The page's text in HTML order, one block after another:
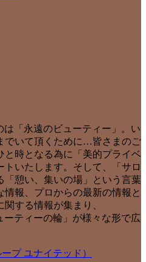
「永遠のビューティー」。い
でいて頂くために…皆さまのご
時となる為に「美的プライベ
いたします。そして、「サロ
「憩い、集いの場」という言葉
報、プロからの最新の情報と
する情報が集まり、
ティーの輪」が様々な形で広